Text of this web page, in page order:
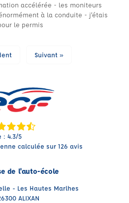
accélérée - les moniteurs
à la conduite - j’étais
le permis
Suivant »
: 4.3/5
calculée sur 126 avis
de l'auto-école
- Les Hautes Marlhes
ALIXAN